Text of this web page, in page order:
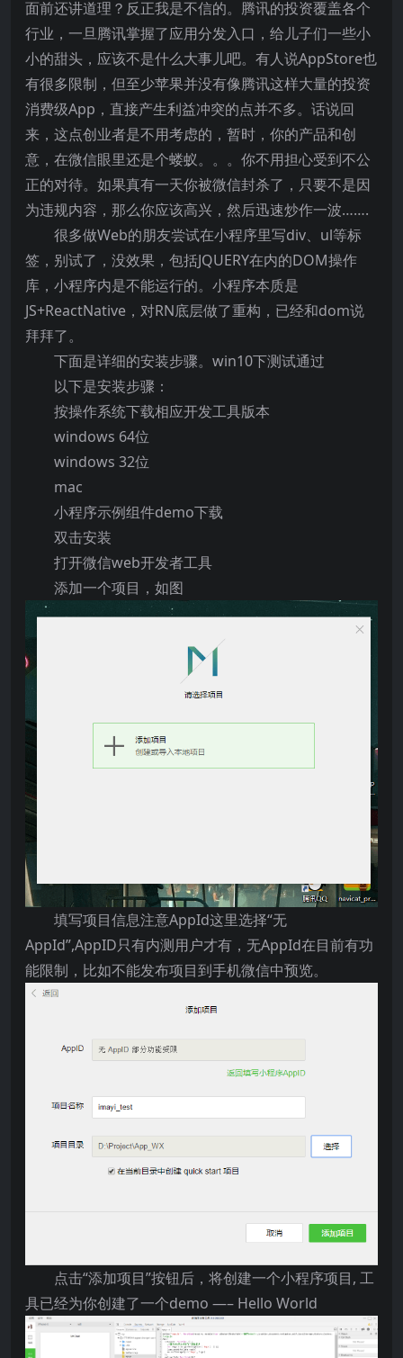
面前还讲道理？反正我是不信的。腾讯的投资覆盖各个
行业，一旦腾讯掌握了应用分发入口，给儿子们一些小
小的甜头，应该不是什么大事儿吧。有人说AppStore也
有很多限制，但至少苹果并没有像腾讯这样大量的投资
消费级App，直接产生利益冲突的点并不多。话说回
来，这点创业者是不用考虑的，暂时，你的产品和创
意，在微信眼里还是个蝼蚁。。。你不用担心受到不公
正的对待。如果真有一天你被微信封杀了，只要不是因
为违规内容，那么你应该高兴，然后迅速炒作一波…….
很多做Web的朋友尝试在小程序里写div、ul等标
签，别试了，没效果，包括JQUERY在内的DOM操作
库，小程序内是不能运行的。小程序本质是
JS+ReactNative，对RN底层做了重构，已经和dom说
拜拜了。
下面是详细的安装步骤。win10下测试通过
以下是安装步骤：
按操作系统下载相应开发工具版本
windows 64位
windows 32位
mac
小程序示例组件demo下载
双击安装
打开微信web开发者工具
添加一个项目，如图
填写项目信息注意AppId这里选择“无
AppId”,AppID只有内测用户才有，无AppId在目前有功
能限制，比如不能发布项目到手机微信中预览。
点击“添加项目”按钮后，将创建一个小程序项目, 工
具已经为你创建了一个demo —– Hello World